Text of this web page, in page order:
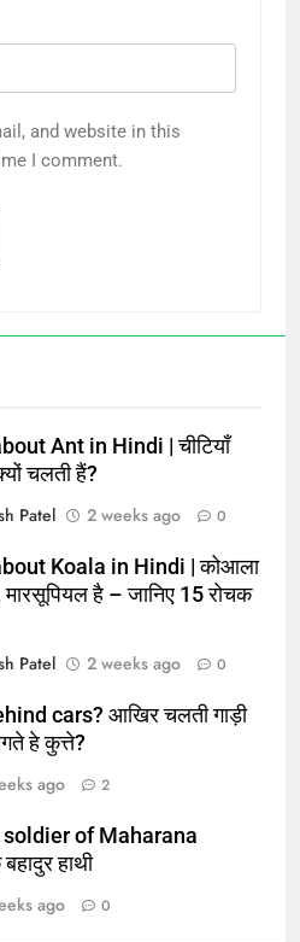
and website in this
I comment.
Ant in Hindi | चीटियाँ
चलती हैं?
Patel
2 weeks ago 0
Koala in Hindi | कोआला
मारसूपियल है – जानिए 15 रोचक
Patel
2 weeks ago 0
cars? आखिर चलती गाड़ी
हे कुत्ते?
ago 2
of Maharana
हाथी
ago 0